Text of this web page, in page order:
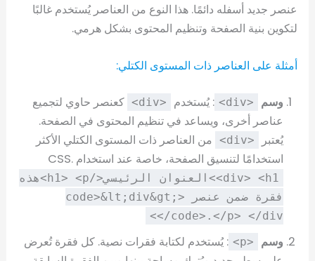
عنصر جديد أسفله دائمًا. هذا النوع من العناصر يُستخدم غالبًا
لتكوين بنية الصفحة وتنظيم المحتوى بشكل هرمي.
أمثلة على العناصر ذات المستوى الكتلي:
وسم <div> : يُستخدم <div>
كعنصر حاوي لتجميع
عناصر أخرى، ويساعد في تنظيم المحتوى في الصفحة.
يُعتبر
<div>
من العناصر ذات المستوى الكتلي الأكثر
استخدامًا لتنسيق الصفحة، خاصة عند استخدام CSS.
<div> <h1>العنوان الرئيسي</h1> <p>هذه
فقرة ضمن عنصر <code>&lt;div&gt;
</code>.</p> </div>
وسم <p>
: يُستخدم لكتابة فقرات نصية. كل فقرة تُعرض